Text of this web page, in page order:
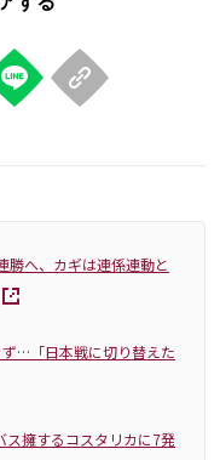
勝へ、カギは連係連動と
…「日本戦に切り替えた
ス擁するコスタリカに7発